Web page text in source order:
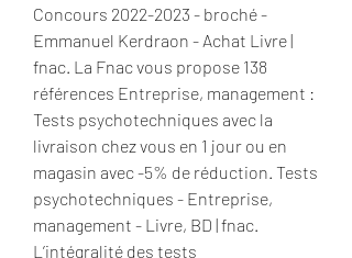
Concours 2022-2023 - broché -
Emmanuel Kerdraon - Achat Livre |
fnac. La Fnac vous propose 138
références Entreprise, management :
Tests psychotechniques avec la
livraison chez vous en 1 jour ou en
magasin avec -5% de réduction. Tests
psychotechniques - Entreprise,
management - Livre, BD | fnac.
L’intégralité des tests